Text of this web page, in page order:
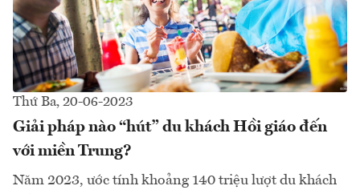
Thứ Ba, 20-06-2023
Giải pháp nào “hút” du khách Hồi giáo đến
với miền Trung?
Năm 2023, ước tính khoảng 140 triệu lượt du khách